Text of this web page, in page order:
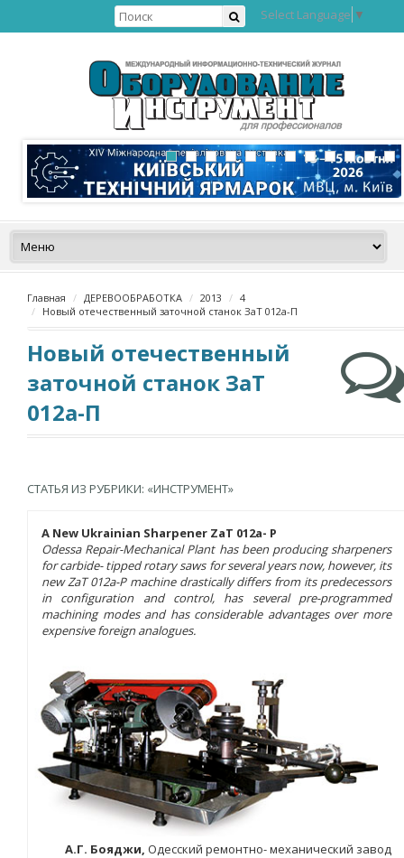
Select Language ▼
Главная ДЕРЕВООБРАБОТКА 2013
4
Новый отечественный заточной станок ЗаТ 012а-П
Новый отечественный
заточной станок ЗаТ
012а-П
СТАТЬЯ ИЗ РУБРИКИ: «ИНСТРУМЕНТ»
A New Ukrainian Sharpener ZaT 012a- P
Odessa Repair-Mechanical Plant has been producing sharpeners
for carbide- tipped rotary saws for several years now, however, its
new ZaT 012a-P machine drastically differs from its predecessors
in configuration and control, has several pre-programmed
machining modes and has considerable advantages over more
expensive foreign analogues.
А.Г. Бояджи, Одесский ремонтно- механический завод